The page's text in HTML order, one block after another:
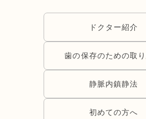
ドクター紹介
歯の保存のための取
静脈内鎮静法
初めての方へ